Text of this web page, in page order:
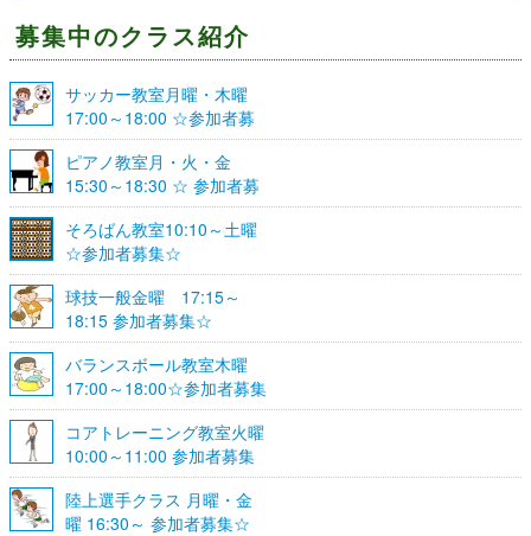
募集中のクラス紹介
サッカー教室月曜・木曜
17:00～18:00 ☆参加者募
集☆
ピアノ教室月・火・金
15:30～18:30 ☆ 参加者募
集☆
そろばん教室10:10～土曜
☆参加者募集☆
球技一般金曜 17:15～
18:15 参加者募集☆
バランスボール教室木曜
17:00～18:00☆参加者募集
☆
コアトレーニング教室火曜
10:00～11:00 参加者募集
陸上選手クラス 月曜・金
曜 16:30～ 参加者募集☆